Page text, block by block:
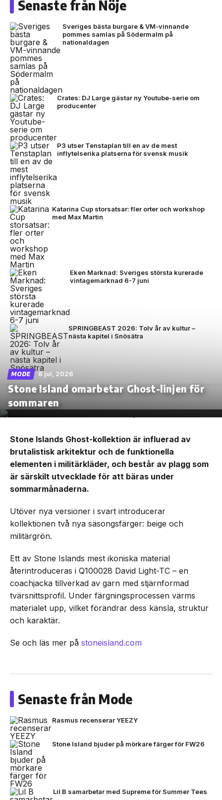
Senaste från Nöje
Sveriges bästa burgare & VM-vinnande
pommes samlas på Södermalm på
nationaldagen
Crates: DJ Large gästar ny Youtube-serie om
producenter
P3 utser Tenstaplan till en av de mest
inflytelserika platserna för svensk musik
Katarina Cup storsatsar: fler orter och workshop
med Max Martin
Eken Marknad: Sveriges största kurerade
vintagemarknad 6-7 juni
SPRINGBEAST 2026: Tolv år av kultur –
nästa kapitel i Snösätra
MODE 8 jul, 2026
Stone Island omarbetar Ghost-linjen för
sommaren
Stone Islands Ghost-kollektion är influerad av
brutalistisk arkitektur och de funktionella
elementen i militärkläder, och består av plagg som
är särskilt utvecklade för att bäras under
sommarmånaderna.
Utöver nya versioner i svart introducerar
kollektionen två nya säsongsfärger: beige och
militärgrön.
Ett av Stone Islands mest ikoniska material
återintroduceras i Q100028 David Light-TC – en
coachjacka tillverkad av garn med stjärnformad
tvärsnittsprofil. Under färgningsprocessen värms
materialet upp, vilket förändrar dess känsla, struktur
och karaktär.
Se och läs mer på stoneisland.com
Senaste från Mode
Rasmus recenserar YEEZY
Stone Island bjuder på mörkare färger för FW26
Lil B samarbetar med Supreme för Summer Tees